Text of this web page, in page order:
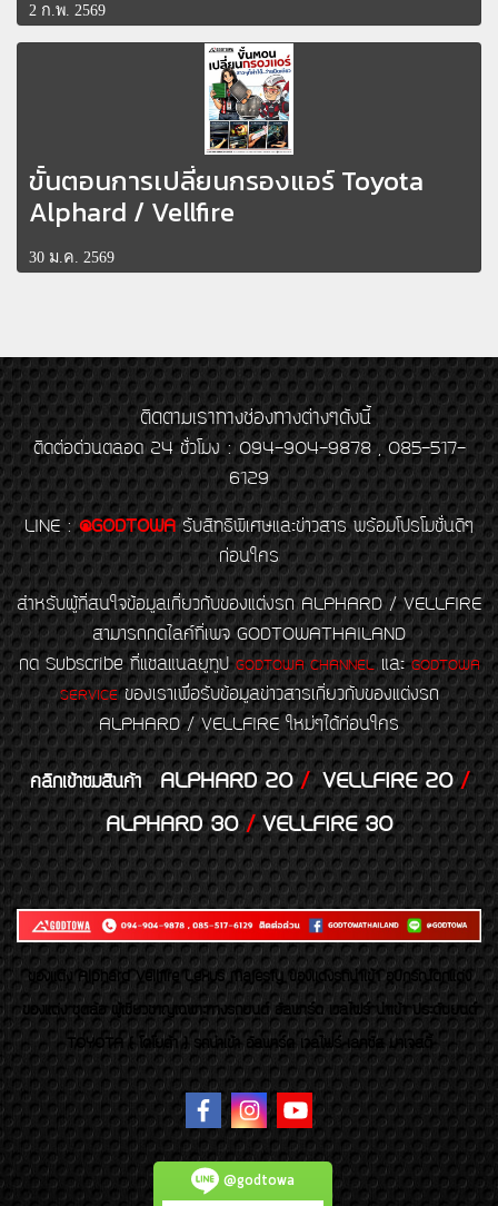
2 ก.พ. 2569
ขั้นตอนการเปลี่ยนกรองแอร์ Toyota
Alphard / Vellfire
30 ม.ค. 2569
ติดตามเราทางช่องทางต่างๆดังนี้
ติดต่อด่วนตลอด 24 ชั่วโมง : 094-904-9878 , 085-517-
6129
LINE : @GODTOWA รับสิทธิพิเศษและข่าวสาร พร้อมโปรโมชั่นดีๆ
ก่อนใคร
สำหรับผู้ที่สนใจข้อมูลเกี่ยวกับของแต่งรถ ALPHARD / VELLFIRE
สามารถกดไลค์ที่เพจ GODTOWATHAILAND
กด Subscribe ที่แชลแนลยูทูป GODTOWA CHANNELและGODTOWA
SERVICEของเราเพื่อรับข้อมูลข่าวสารเกี่ยวกับของแต่งรถ
ALPHARD / VELLFIRE ใหม่ๆได้ก่อนใคร
คลิกเข้าชมสินค้า ALPHARD 20/VELLFIRE 20/
ALPHARD 30/VELLFIRE 30
ของเเต่ง Alphard Vellfire Lexus Majesty ของเเต่งรถนำเข้า อุปกรณ์ตกแต่ง
ของแต่ง ชุดล้อ ผู้เชี่ยวชาญเฉพาะทางรถยนต์ อัลพาร์ด เวลไฟร์ นำเข้า ประดับยนต์
TOYOTA ( โตโยต้า ) รถนำเข้า อัลพาร์ด เวลไฟร์ เลกซัส มาเจสตี้
@godtowa